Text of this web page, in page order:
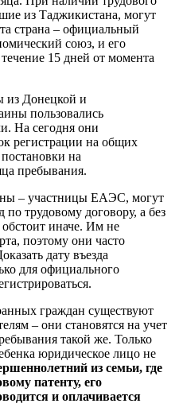
из Таджикистана, могут
страна – официальный
союз, и его
15 дней от момента
из Донецкой и
пользовались
На сегодня они
регистрации на общих
на
пребывания.
– участницы ЕАЭС, могут
трудовому договору, а без
обстоит иначе. Им не
поэтому они часто
дату въезда
для официального
граждан существуют
– они становятся на учет
такой же. Только
юридическое лицо не
из семьи, где
патенту, его
и оплачивается